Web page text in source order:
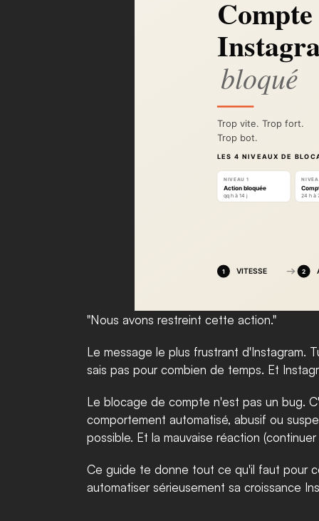
"Nous avons restreint cette action."
Le message le plus frustrant d'Instagram.
sais pas pour combien de temps. Et
Le blocage de compte n'est pas un bug.
comportement automatisé, abusif ou
possible. Et la mauvaise réaction
Ce guide te donne tout ce qu'il faut pour
automatiser sérieusement sa croissance